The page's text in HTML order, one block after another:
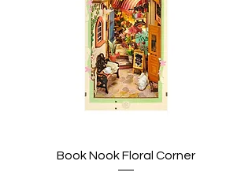
Book Nook Floral Corner